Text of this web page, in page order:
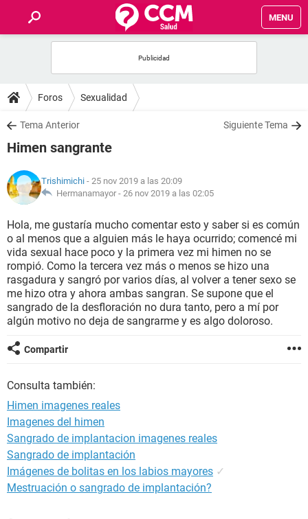
MENU
FOROS
SALUD
NUTRICIÓN
BIENESTAR
SEXUALIDAD
GLOSARIO
Foros Sexualidad
Tema Anterior Siguiente Tema
Himen sangrante
Trishimichi - 25 nov 2019 a las 20:09
Hermanamayor - 26 nov 2019 a las 02:05
Hola, me gustaría mucho comentar esto y saber si es común
o al menos que a alguien más le haya ocurrido; comencé mi
vida sexual hace poco y la primera vez mi himen no se
rompió. Como la tercera vez más o menos se hizo una
rasgadura y sangró por varios días, al volver a tener sexo se
me hizo otra y ahora ambas sangran. Se supone que el
sangrado de la desfloración no dura tanto, pero a mí por
algún motivo no deja de sangrarme y es algo doloroso.
Compartir
Consulta también:
Himen imagenes reales
Imagenes del himen
Sangrado de implantacion imagenes reales
Sangrado de implantación
Imágenes de bolitas en los labios mayores ✓
Mestruación o sangrado de implantación?